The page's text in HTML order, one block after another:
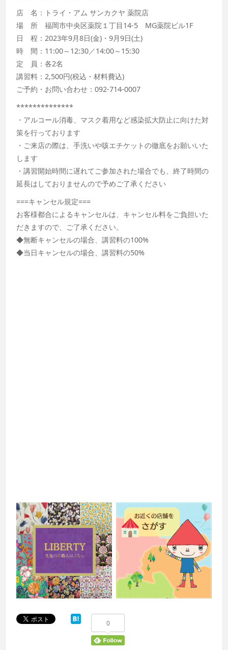
店 名：トライ・アム サンカクヤ 薬院店
場 所 福岡市中央区薬院１丁目14-5 MG薬院ビル1F
日 程：2023年9月8日(金)・9月9日(土)
時 間：11:00～12:30／14:00～15:30
定 員：各2名
講習料：2,500円(税込・材料費込)
ご予約・お問い合わせ：092-714-0007
**************
・アルコール消毒、マスク着用など感染拡大防止に向けた対
策を行っております
・ご来店の際は、手洗いや咳エチケットの徹底をお願いいた
します
・講習開始時間に遅れてご参加された場合でも、終了時間の
延長はしておりませんので予めご了承ください
===キャンセル規定===
お客様都合によるキャンセルは、キャンセル料をご負担いた
だきますので、ご了承ください。
◆無断キャンセルの場合、講習料の100%
◆当日キャンセルの場合、講習料の50%
0